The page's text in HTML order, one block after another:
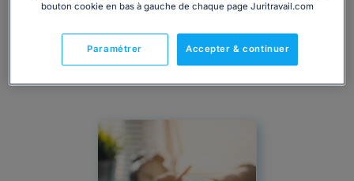
bouton cookie en bas à gauche de chaque page Juritravail.com
Accepter & continuer
Paramétrer